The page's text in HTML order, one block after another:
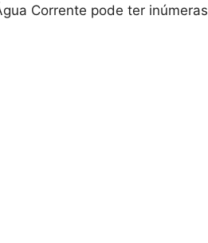
Corrente pode ter inúmeras